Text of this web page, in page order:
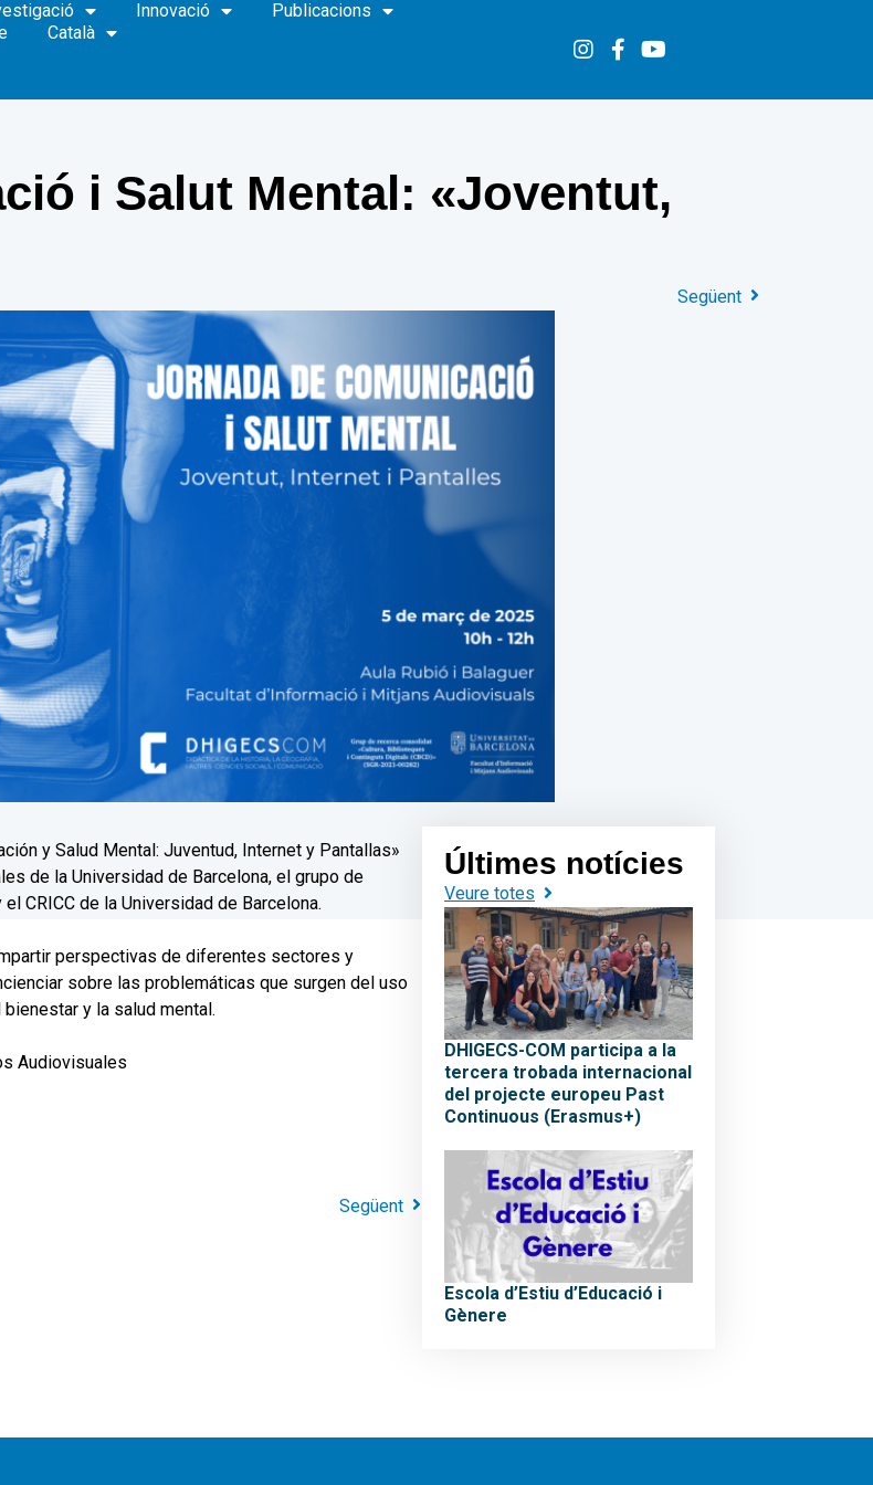
Innovació
Publicacions
Català
i Salut Mental: «Joventut,
Següent
y Salud Mental: Juventud, Internet y Pantallas»
de la Universidad de Barcelona, el grupo de
CRICC de la Universidad de Barcelona.
perspectivas de diferentes sectores y
sobre las problemáticas que surgen del uso
y la salud mental.
Audiovisuales
Següent
Últimes notícies
Veure totes
DHIGECS-COM participa a la
tercera trobada internacional
del projecte europeu Past
Continuous (Erasmus+)
Escola d’Estiu d’Educació i
Gènere